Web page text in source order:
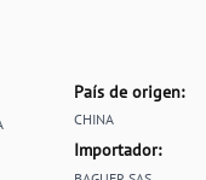
País de origen:
CHINA
Importador: